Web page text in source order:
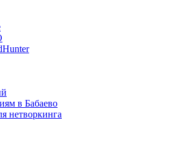
в Бабаево
нетворкинга